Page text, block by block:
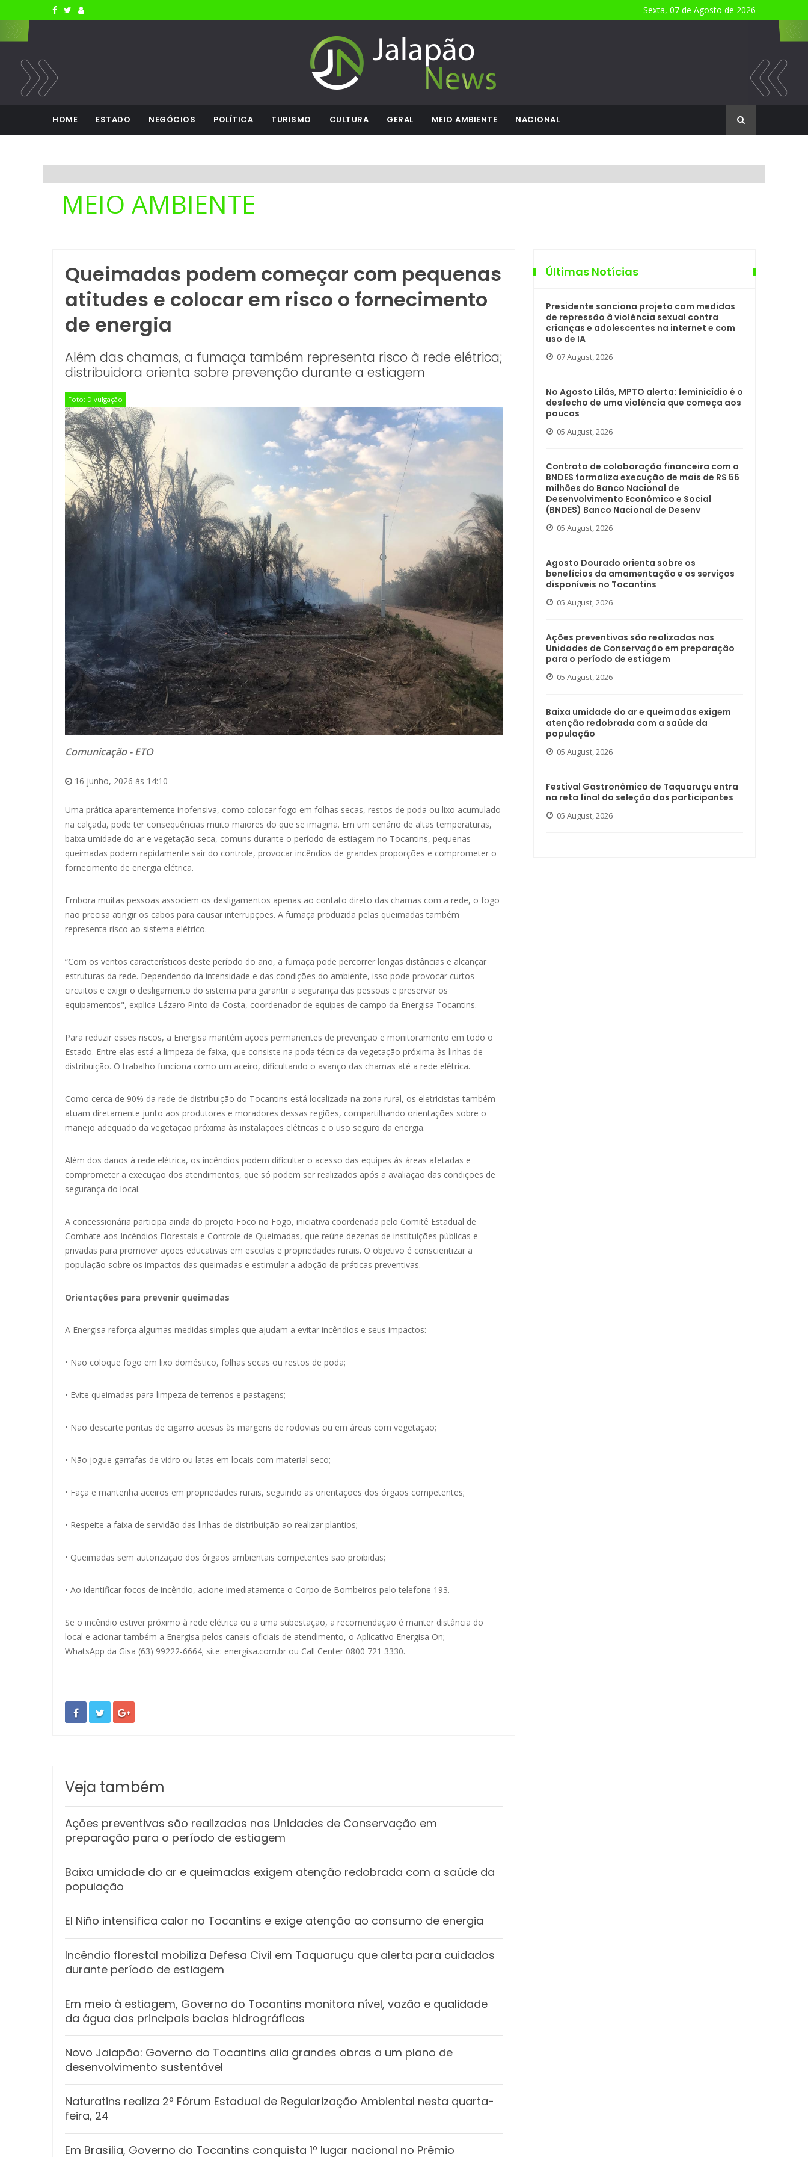
Sexta, 07 de Agosto de 2026
HOME ESTADO NEGÓCIOS POLÍTICA TURISMO CULTURA GERAL MEIO AMBIENTE NACIONAL
MEIO AMBIENTE
Queimadas podem começar com pequenas
atitudes e colocar em risco o fornecimento
de energia
Além das chamas, a fumaça também representa risco à rede elétrica;
distribuidora orienta sobre prevenção durante a estiagem
Foto: Divulgação
Comunicação - ETO
16 junho, 2026 às 14:10
Uma prática aparentemente inofensiva, como colocar fogo em folhas secas, restos de poda ou lixo acumulado
na calçada, pode ter consequências muito maiores do que se imagina. Em um cenário de altas temperaturas,
baixa umidade do ar e vegetação seca, comuns durante o período de estiagem no Tocantins, pequenas
queimadas podem rapidamente sair do controle, provocar incêndios de grandes proporções e comprometer o
fornecimento de energia elétrica.
Embora muitas pessoas associem os desligamentos apenas ao contato direto das chamas com a rede, o fogo
não precisa atingir os cabos para causar interrupções. A fumaça produzida pelas queimadas também
representa risco ao sistema elétrico.
“Com os ventos característicos deste período do ano, a fumaça pode percorrer longas distâncias e alcançar
estruturas da rede. Dependendo da intensidade e das condições do ambiente, isso pode provocar curtos-
circuitos e exigir o desligamento do sistema para garantir a segurança das pessoas e preservar os
equipamentos", explica Lázaro Pinto da Costa, coordenador de equipes de campo da Energisa Tocantins.
Para reduzir esses riscos, a Energisa mantém ações permanentes de prevenção e monitoramento em todo o
Estado. Entre elas está a limpeza de faixa, que consiste na poda técnica da vegetação próxima às linhas de
distribuição. O trabalho funciona como um aceiro, dificultando o avanço das chamas até a rede elétrica.
Como cerca de 90% da rede de distribuição do Tocantins está localizada na zona rural, os eletricistas também
atuam diretamente junto aos produtores e moradores dessas regiões, compartilhando orientações sobre o
manejo adequado da vegetação próxima às instalações elétricas e o uso seguro da energia.
Além dos danos à rede elétrica, os incêndios podem dificultar o acesso das equipes às áreas afetadas e
comprometer a execução dos atendimentos, que só podem ser realizados após a avaliação das condições de
segurança do local.
A concessionária participa ainda do projeto Foco no Fogo, iniciativa coordenada pelo Comitê Estadual de
Combate aos Incêndios Florestais e Controle de Queimadas, que reúne dezenas de instituições públicas e
privadas para promover ações educativas em escolas e propriedades rurais. O objetivo é conscientizar a
população sobre os impactos das queimadas e estimular a adoção de práticas preventivas.
Orientações para prevenir queimadas
A Energisa reforça algumas medidas simples que ajudam a evitar incêndios e seus impactos:
• Não coloque fogo em lixo doméstico, folhas secas ou restos de poda;
• Evite queimadas para limpeza de terrenos e pastagens;
• Não descarte pontas de cigarro acesas às margens de rodovias ou em áreas com vegetação;
• Não jogue garrafas de vidro ou latas em locais com material seco;
• Faça e mantenha aceiros em propriedades rurais, seguindo as orientações dos órgãos competentes;
• Respeite a faixa de servidão das linhas de distribuição ao realizar plantios;
• Queimadas sem autorização dos órgãos ambientais competentes são proibidas;
• Ao identificar focos de incêndio, acione imediatamente o Corpo de Bombeiros pelo telefone 193.
Se o incêndio estiver próximo à rede elétrica ou a uma subestação, a recomendação é manter distância do
local e acionar também a Energisa pelos canais oficiais de atendimento, o Aplicativo Energisa On;
WhatsApp da Gisa (63) 99222-6664; site: energisa.com.br ou Call Center 0800 721 3330.
Veja também
Ações preventivas são realizadas nas Unidades de Conservação em
preparação para o período de estiagem
Baixa umidade do ar e queimadas exigem atenção redobrada com a saúde da
população
El Niño intensifica calor no Tocantins e exige atenção ao consumo de energia
Incêndio florestal mobiliza Defesa Civil em Taquaruçu que alerta para cuidados
durante período de estiagem
Em meio à estiagem, Governo do Tocantins monitora nível, vazão e qualidade
da água das principais bacias hidrográficas
Novo Jalapão: Governo do Tocantins alia grandes obras a um plano de
desenvolvimento sustentável
Naturatins realiza 2º Fórum Estadual de Regularização Ambiental nesta quarta-
feira, 24
Em Brasília, Governo do Tocantins conquista 1º lugar nacional no Prêmio
Últimas Notícias
Presidente sanciona projeto com medidas
de repressão à violência sexual contra
crianças e adolescentes na internet e com
uso de IA
07 August, 2026
No Agosto Lilás, MPTO alerta: feminicídio é o
desfecho de uma violência que começa aos
poucos
05 August, 2026
Contrato de colaboração financeira com o
BNDES formaliza execução de mais de R$ 56
milhões do Banco Nacional de
Desenvolvimento Econômico e Social
(BNDES) Banco Nacional de Desenv
05 August, 2026
Agosto Dourado orienta sobre os
benefícios da amamentação e os serviços
disponíveis no Tocantins
05 August, 2026
Ações preventivas são realizadas nas
Unidades de Conservação em preparação
para o período de estiagem
05 August, 2026
Baixa umidade do ar e queimadas exigem
atenção redobrada com a saúde da
população
05 August, 2026
Festival Gastronômico de Taquaruçu entra
na reta final da seleção dos participantes
05 August, 2026